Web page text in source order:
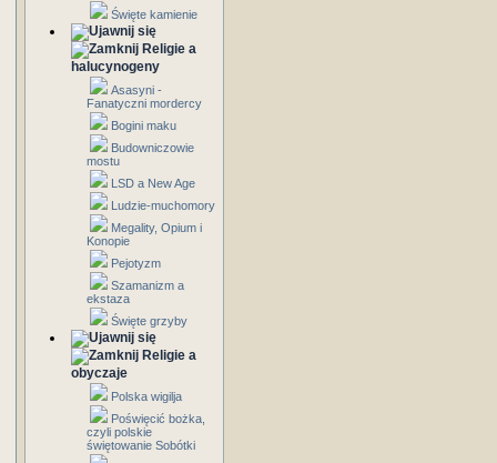
Święte kamienie
Religie a
halucynogeny
Asasyni -
Fanatyczni mordercy
Bogini maku
Budowniczowie
mostu
LSD a New Age
Ludzie-muchomory
Megality, Opium i
Konopie
Pejotyzm
Szamanizm a
ekstaza
Święte grzyby
Religie a
obyczaje
Polska wigilja
Poświęcić bożka,
czyli polskie
świętowanie Sobótki